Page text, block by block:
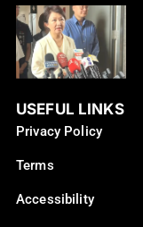
USEFUL LINKS
Privacy Policy
Terms
Accessibility